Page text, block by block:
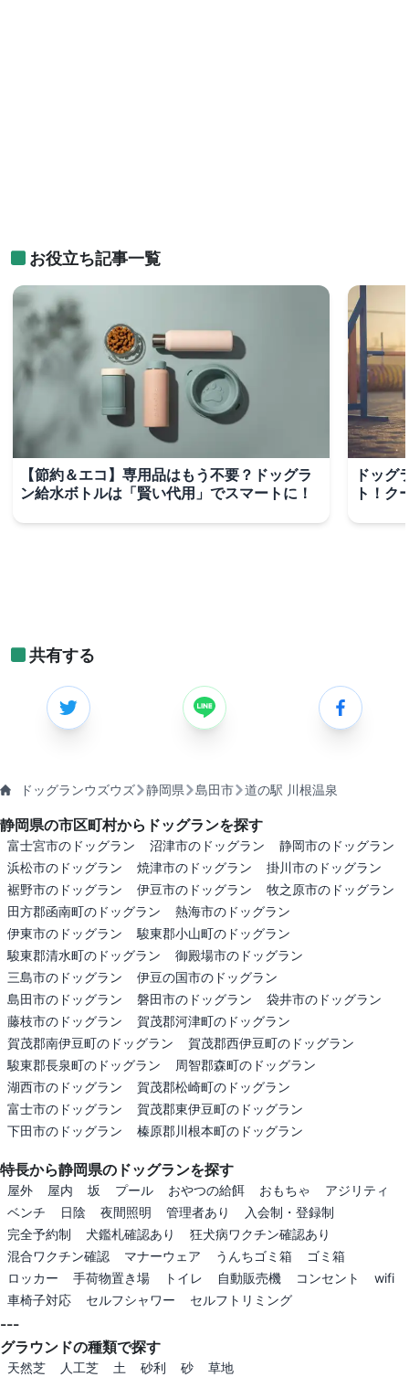
お役立ち記事一覧
【節約＆エコ】専用品はもう不要？ドッグラ
ン給水ボトルは「賢い代用」でスマートに！
ドッグ
ト！ク
共有する
ドッグランウズウズ 静岡県 島田市 道の駅 川根温泉
静岡県の市区町村からドッグランを探す
富士宮市のドッグラン 沼津市のドッグラン
静岡市のドッグラン
浜松市のドッグラン
焼津市のドッグラン
掛川市のドッグラン
裾野市のドッグラン
伊豆市のドッグラン
牧之原市のドッグラン
田方郡函南町のドッグラン
熱海市のドッグラン
伊東市のドッグラン
駿東郡小山町のドッグラン
駿東郡清水町のドッグラン
御殿場市のドッグラン
三島市のドッグラン
伊豆の国市のドッグラン
島田市のドッグラン
磐田市のドッグラン
袋井市のドッグラン
藤枝市のドッグラン
賀茂郡河津町のドッグラン
賀茂郡南伊豆町のドッグラン
賀茂郡西伊豆町のドッグラン
駿東郡長泉町のドッグラン
周智郡森町のドッグラン
湖西市のドッグラン
賀茂郡松崎町のドッグラン
富士市のドッグラン
賀茂郡東伊豆町のドッグラン
下田市のドッグラン
榛原郡川根本町のドッグラン
特長から静岡県のドッグランを探す
屋外 屋内 坂 プール おやつの給餌 おもちゃ
アジリティ
ベンチ
日陰 夜間照明 管理者あり
入会制・登録制
完全予約制
犬鑑札確認あり
狂犬病ワクチン確認あり
混合ワクチン確認
マナーウェア うんちゴミ箱
ゴミ箱
ロッカー
手荷物置き場 トイレ 自動販売機 コンセント
wifi
車椅子対応
セルフシャワー セルフトリミング
---
グラウンドの種類で探す
天然芝 人工芝 土 砂利 砂 草地